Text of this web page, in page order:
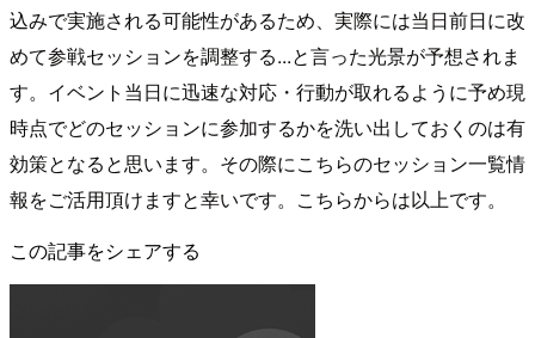
込みで実施される可能性があるため、実際には当日前日に改
めて参戦セッションを調整する...と言った光景が予想されま
す。イベント当日に迅速な対応・行動が取れるように予め現
時点でどのセッションに参加するかを洗い出しておくのは有
効策となると思います。その際にこちらのセッション一覧情
報をご活用頂けますと幸いです。こちらからは以上です。
この記事をシェアする